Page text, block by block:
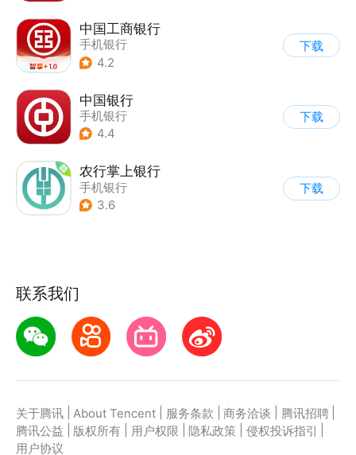
中国工商银行
手机银行
4.2
下载
中国银行
手机银行
4.4
下载
农行掌上银行
手机银行
3.6
下载
联系我们
关于腾讯 About Tencent 服务条款 商务洽谈 腾讯招聘
腾讯公益
版权所有 用户权限 隐私政策 侵权投诉指引
用户协议